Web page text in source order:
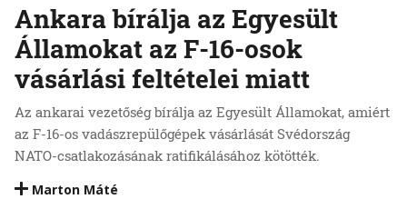
Ankara bírálja az Egyesült
Államokat az F-16-osok
vásárlási feltételei miatt
Az ankarai vezetőség bírálja az Egyesült Államokat, amiért
az F-16-os vadászrepülőgépek vásárlását Svédország
NATO-csatlakozásának ratifikálásához kötötték.
Marton Máté